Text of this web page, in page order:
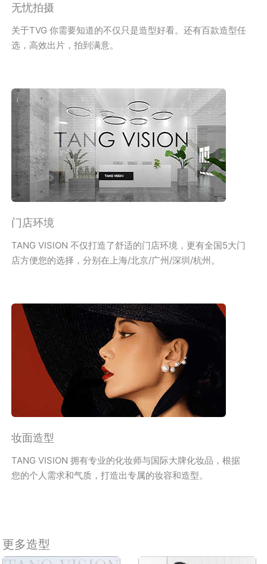
无忧拍摄
关于TVG 你需要知道的不仅只是造型好看。还有百款造型任
选，高效出片，拍到满意。
门店环境
TANG VISION 不仅打造了舒适的门店环境，更有全国5大门
店方便您的选择，分别在上海/北京/广州/深圳/杭州。
妆面造型
TANG VISION 拥有专业的化妆师与国际大牌化妆品，根据
您的个人需求和气质，打造出专属的妆容和造型。
更多造型